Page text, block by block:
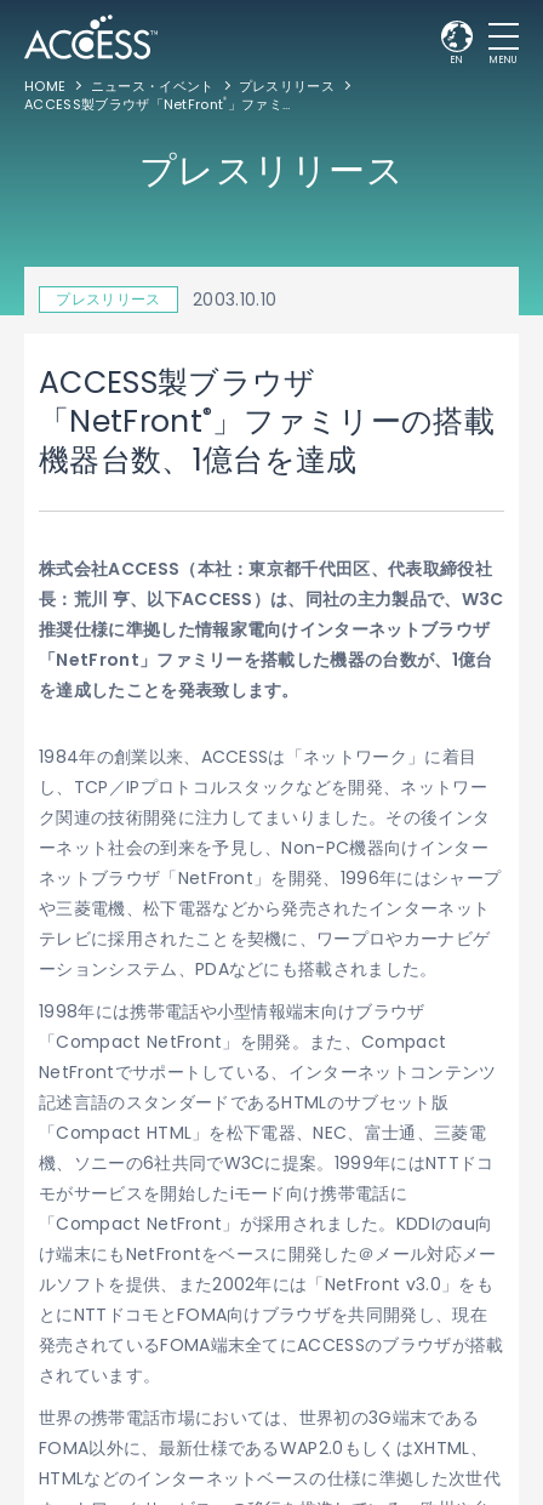
EN MENU
HOME ニュース・イベント
プレスリリース
ACCESS製ブラウザ「NetFront® 」ファミリーの搭載機器台数、1億台を達成
プレスリリース
プレスリリース 2003.10.10
ACCESS製ブラウザ
「NetFront®」ファミリーの搭載
機器台数、1億台を達成
株式会社ACCESS（本社：東京都千代田区、代表取締役社
長：荒川 亨、以下ACCESS）は、同社の主力製品で、W3C
推奨仕様に準拠した情報家電向けインターネットブラウザ
「NetFront」ファミリーを搭載した機器の台数が、1億台
を達成したことを発表致します。
1984年の創業以来、ACCESSは「ネットワーク」に着目
し、TCP／IPプロトコルスタックなどを開発、ネットワー
ク関連の技術開発に注力してまいりました。その後インタ
ーネット社会の到来を予見し、Non-PC機器向けインター
ネットブラウザ「NetFront」を開発、1996年にはシャープ
や三菱電機、松下電器などから発売されたインターネット
テレビに採用されたことを契機に、ワープロやカーナビゲ
ーションシステム、PDAなどにも搭載されました。
1998年には携帯電話や小型情報端末向けブラウザ
「Compact NetFront」を開発。また、Compact
NetFrontでサポートしている、インターネットコンテンツ
記述言語のスタンダードであるHTMLのサブセット版
「Compact HTML」を松下電器、NEC、富士通、三菱電
機、ソニーの6社共同でW3Cに提案。1999年にはNTTドコ
モがサービスを開始したiモード向け携帯電話に
「Compact NetFront」が採用されました。KDDIのau向
け端末にもNetFrontをベースに開発した＠メール対応メー
ルソフトを提供、また2002年には「NetFront v3.0」をも
とにNTTドコモとFOMA向けブラウザを共同開発し、現在
発売されているFOMA端末全てにACCESSのブラウザが搭載
されています。
世界の携帯電話市場においては、世界初の3G端末である
FOMA以外に、最新仕様であるWAP2.0もしくはXHTML、
HTMLなどのインターネットベースの仕様に準拠した次世代